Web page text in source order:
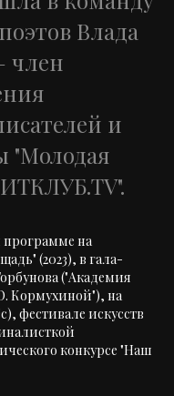
Влада
член
и
"Молодая
на
(2023), в гала-
("Академия
Кормухиной"), на
фестивале искусств
конкурсе "Наш